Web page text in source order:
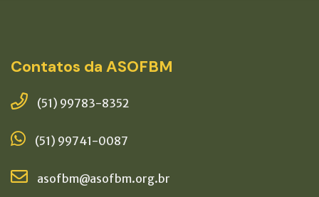
Contatos da ASOFBM
(51) 99783-8352
(51) 99741-0087
asofbm@asofbm.org.br